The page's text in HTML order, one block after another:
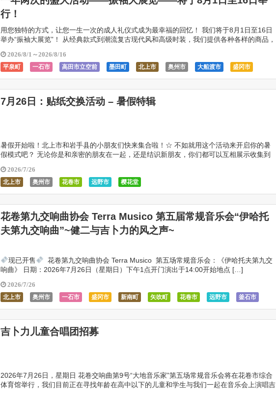
行！
用您独特的方式，让您一生一次的成人礼仪式成为最幸福的回忆！ 我们将于8月1日至16日
举办“振袖大展览”！ 从经典款式到潮流复古现代风和高级时装，我们提供各种各样的商品，
2026/8/1～2026/8/16
平泉町 一石市 高田市立空前 墨田町 北上市 奥州市 大船渡市
盛冈市
花卷市
釜石市 远野市 金崎市
7月26日：贴纸交换活动 – 暑假特辑
暑假开始啦！北上市和岩手县的小朋友们快来集合啦！☆ 不如就用这个活动来开启你的暑
假模式吧？ 无论你是和亲密的朋友在一起，还是结识新朋友，你们都可以互相展示收集到
2026/7/26
北上市 奥州市 花卷市 远野市 樱花堂
花卷第九交响曲协会 Terra Musico 第五届常规音乐会“伊哈托
夫第九交响曲”~健二与吉卜力的风之声~
现已开售
⁡ ⁡花卷第九交响曲协会 Terra Musico⁡ ⁡ 第五场常规音乐会：《伊哈托夫第九交
响曲》 ⁡日期：2026年7月26日（星期日）下午1点开门演出于14:00开始地点 […]
2026/7/26
北上市 奥州市 一石市 盛冈市 新南町 矢吹町 花卷市 远野市 釜石市
吉卜力儿童合唱团招募
2026年7月26日，星期日 花卷交响曲第9号“大地音乐家”第五场常规音乐会将在花卷市综合
体育馆举行，我们目前正在寻找年龄在高中以下的儿童和学生与我们一起在音乐会上演唱吉